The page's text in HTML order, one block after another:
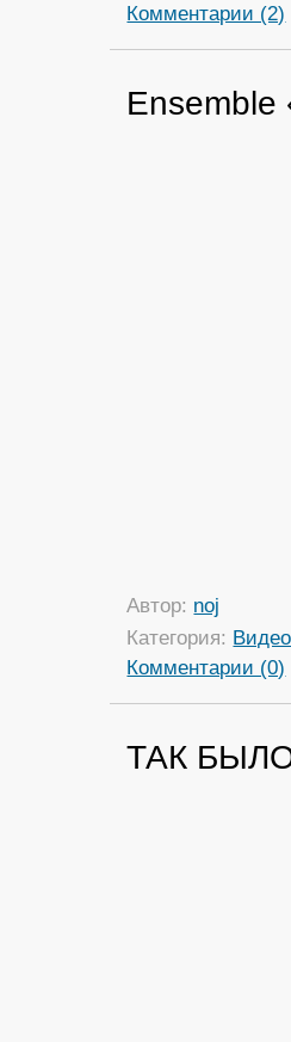
Комментарии (2)
Ensemble
Автор: noj
Категория: Видео
Комментарии (0)
ТАК